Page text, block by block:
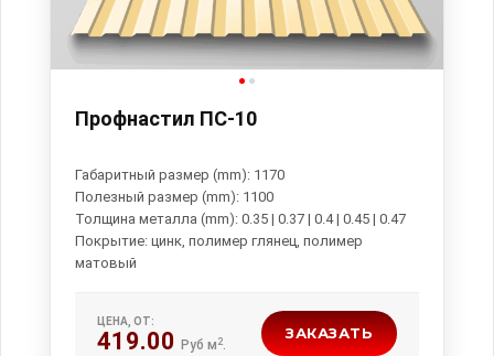
Профнастил ПС-10
Габаритный размер (mm): 1170
Полезный размер (mm): 1100
Толщина металла (mm): 0.35 | 0.37 | 0.4 | 0.45 | 0.47
Покрытие: цинк, полимер глянец, полимер
ЦЕНА, ОТ:
419.00 Руб м 2.
ЗАКАЗАТЬ